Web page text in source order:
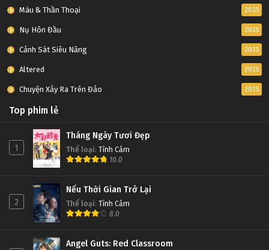
Máu & Thần Thoại 2025
Nụ Hôn Đầu 2025
Cảnh Sát Siêu Năng 2025
Altered 2025
Chuyện Xảy Ra Trên Đảo 2025
Top phim lẻ
1
Tháng Ngày Tươi Đẹp
Thể loại: Tình Cảm
10.0
2
Nếu Thời Gian Trở Lại
Thể loại: Tình Cảm
8.0
Angel Guts: Red Classroom